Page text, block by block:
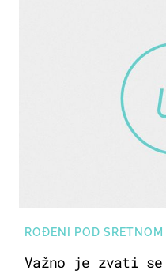
ROĐENI POD
Važno je zvati se